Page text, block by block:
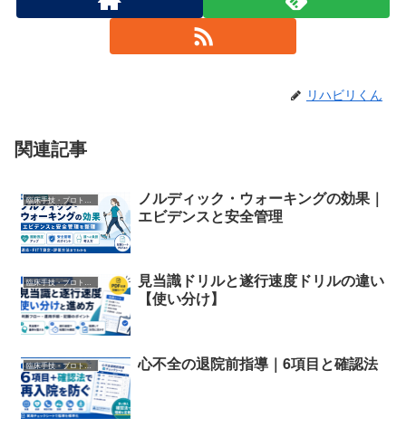
リハビリくん
関連記事
ノルディック・ウォーキングの効果｜
エビデンスと安全管理
見当識ドリルと遂行速度ドリルの違い
【使い分け】
臨床手技・プロトコル 心不全の退院前指導｜6項目と確認法